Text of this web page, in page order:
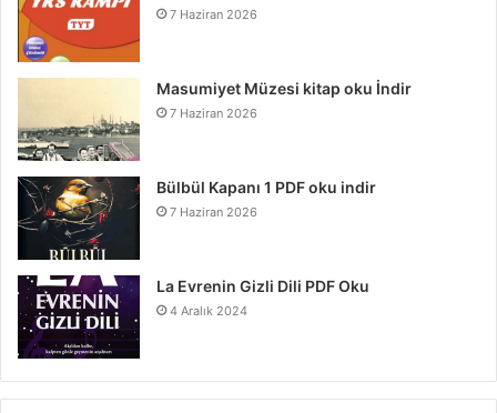
7 Haziran 2026
Masumiyet Müzesi kitap oku İndir
7 Haziran 2026
Bülbül Kapanı 1 PDF oku indir
7 Haziran 2026
La Evrenin Gizli Dili PDF Oku
4 Aralık 2024